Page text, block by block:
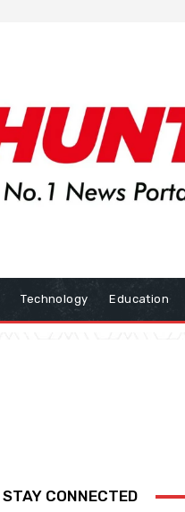
Technology Education
STAY CONNECTED